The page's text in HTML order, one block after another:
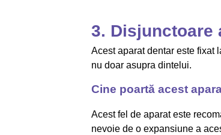
3. Disjunctoare
Acest aparat dentar este fixat
nu doar asupra dintelui.
Cine poartă acest
Acest fel de aparat este
nevoie de o expansiune a